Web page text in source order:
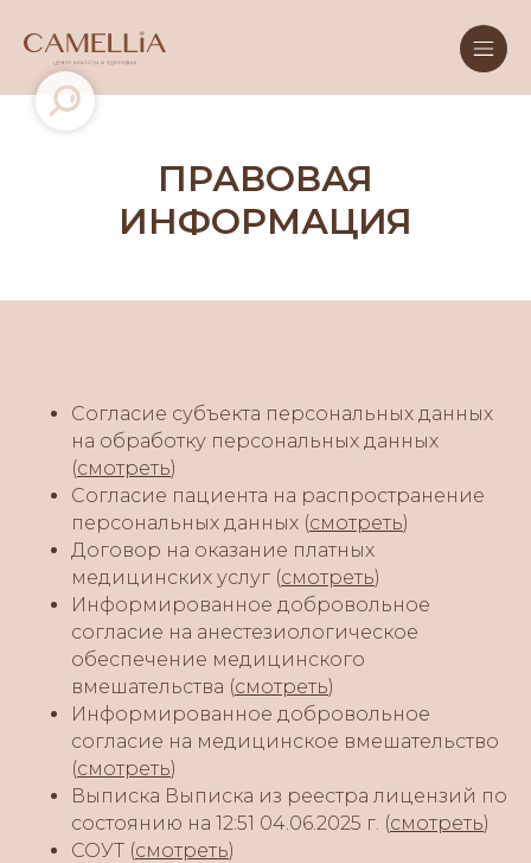
ПРАВОВАЯ
ИНФОРМАЦИЯ
Согласие субъекта персональных данных
на обработку персональных данных
(смотреть)
Согласие пациента на распространение
персональных данных (смотреть)
Договор на оказание платных
медицинских услуг (смотреть)
Информированное добровольное
согласие на анестезиологическое
обеспечение медицинского
вмешательства (смотреть)
Информированное добровольное
согласие на медицинское вмешательство
(смотреть)
Выписка Выписка из реестра лицензий по
состоянию на 12:51 04.06.2025 г. (смотреть)
СОУТ (смотреть)